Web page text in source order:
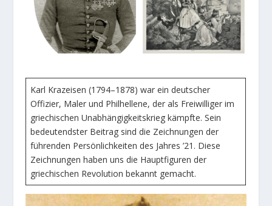
Karl Krazeisen (1794–1878) war ein deutscher
Offizier, Maler und Philhellene, der als Freiwilliger im
griechischen Unabhängigkeitskrieg kämpfte. Sein
bedeutendster Beitrag sind die Zeichnungen der
führenden Persönlichkeiten des Jahres ’21. Diese
Zeichnungen haben uns die Hauptfiguren der
griechischen Revolution bekannt gemacht.